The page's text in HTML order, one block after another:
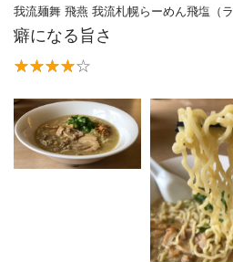
我流麺舞 飛燕 我流札幌らーめん飛塩（ラ
癖になる旨さ